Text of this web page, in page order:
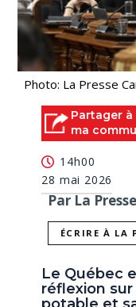
Photo: La Presse
Partager à
ma
14h00
28 mai 2026
Par La
ÉCRIRE À LA
Le Québec
réflexion